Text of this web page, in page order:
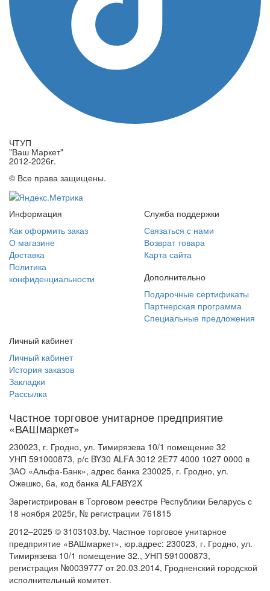
ЧТУП
"Ваш Маркет"
2012-2026г.
© Все права защищены.
Информация
Как оформить заказ
О магазине
Доставка
Политика
конфиденциальности
Служба поддержки
Связаться с нами
Возврат товара
Карта сайта
Дополнительно
Подарочные сертификаты
Партнерская программа
Специальные предложения
Личный кабинет
Личный кабинет
История заказов
Закладки
Рассылка
Частное торговое унитарное предприятие
«ВАШмаркет»
230023, г. Гродно, ул. Тимирязева 10/1 помещение 32
УНП 591000873, р/с BY30 ALFA 3012 2E77 4000 1027 0000 в
ЗАО «Альфа-Банк», адрес банка 230025, г. Гродно, ул.
Ожешко, 6а, код банка ALFABY2X
Зарегистрирован в Торговом реестре Республики Беларусь с
18 ноября 2025г, № регистрации 761815
2012–2025 © 3103103.by. Частное торговое унитарное
предприятие «ВАШмаркет», юр.адрес: 230023, г. Гродно, ул.
Тимирязева 10/1 помещение 32., УНП 591000873,
регистрация №0039777 от 20.03.2014, Гродненский городской
исполнительный комитет.